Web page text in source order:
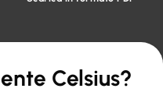
Celsius?